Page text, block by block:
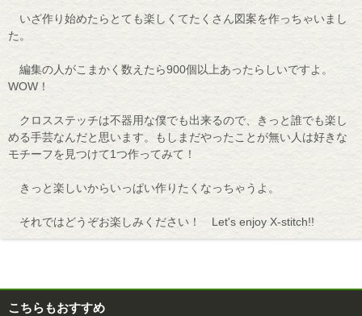
いざ作り始めたらとても楽しくてたくさん図案を作っちゃいまし
た。
編集の人がこまかく数えたら900個以上あったらしいですよ。
WOW！
クロスステッチは不器用な僕でも出来るので、きっと誰でも楽し
める手芸なんだと思います。もしまだやったことが無い人は好きな
モチーフを見つけて1つ作ってみて！
きっと楽しいからいっぱい作りたくなっちゃうよ。
それではどうぞお楽しみください！ Let's enjoy X-stitch!!
こちらもおすすめ